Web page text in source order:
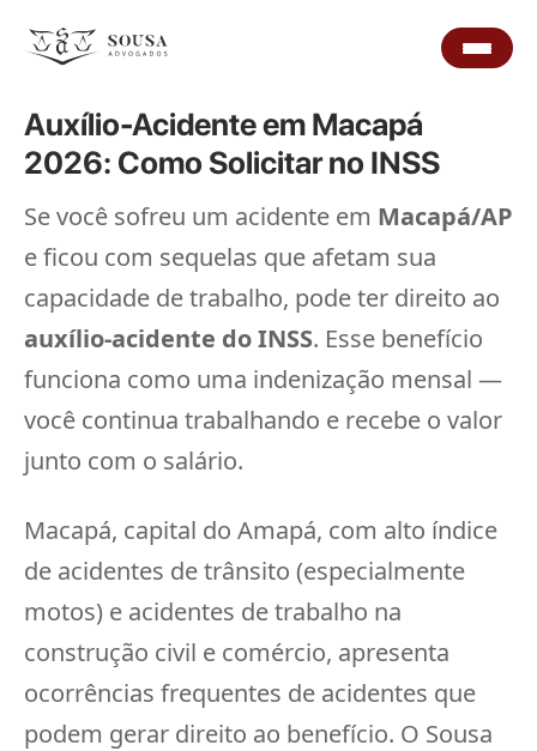
Auxílio-Acidente em Macapá
2026: Como Solicitar no INSS
Se você sofreu um acidente em Macapá/AP
e ficou com sequelas que afetam sua
capacidade de trabalho, pode ter direito ao
auxílio-acidente do INSS. Esse benefício
funciona como uma indenização mensal —
você continua trabalhando e recebe o valor
junto com o salário.
Macapá, capital do Amapá, com alto índice
de acidentes de trânsito (especialmente
motos) e acidentes de trabalho na
construção civil e comércio, apresenta
ocorrências frequentes de acidentes que
podem gerar direito ao benefício. O Sousa